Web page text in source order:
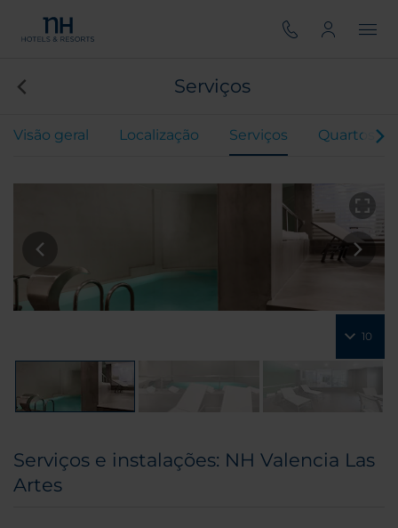
Serviços
Visão geral Localização Serviços Quartos
10
Serviços e instalações: NH Valencia Las
Artes